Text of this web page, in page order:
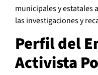
municipales y estatales
las investigaciones y
Perfil del
Activista